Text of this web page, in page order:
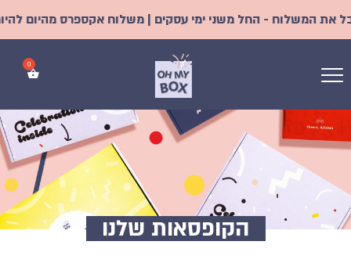
עסקים | משלוח אקספרס מהיום להיום/מחר כמעט לכל הארץ! |
הקופסאות שלנו